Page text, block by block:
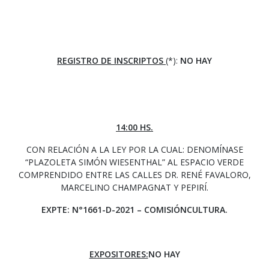
REGISTRO DE INSCRIPTOS (*): NO HAY
14:00 HS.
CON RELACIÓN A LA LEY POR LA CUAL: DENOMÍNASE
“PLAZOLETA SIMÓN WIESENTHAL” AL ESPACIO VERDE
COMPRENDIDO ENTRE LAS CALLES DR. RENÉ FAVALORO,
MARCELINO CHAMPAGNAT Y PEPIRÍ.
EXPTE: N°1661-D-2021 – COMISIÓNCULTURA.
EXPOSITORES:NO HAY